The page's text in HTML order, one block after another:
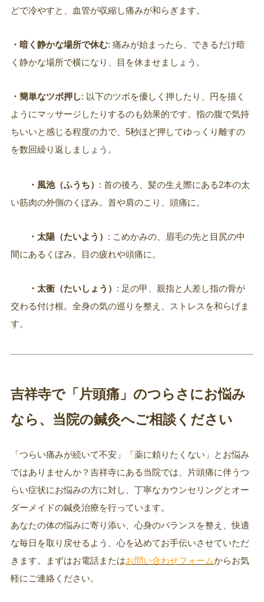
どで冷やすと、血管が収縮し痛みが和らぎます。
・暗く静かな場所で休む: 痛みが始まったら、できるだけ暗
く静かな場所で横になり、目を休ませましょう。
・簡単なツボ押し: 以下のツボを優しく押したり、円を描く
ようにマッサージしたりするのも効果的です。指の腹で気持
ちいいと感じる程度の力で、5秒ほど押してゆっくり離すの
を数回繰り返しましょう。
・風池（ふうち） : 首の後ろ、髪の生え際にある2本の太
い筋肉の外側のくぼみ。首や肩のこり、頭痛に。
・太陽（たいよう） : こめかみの、眉毛の先と目尻の中
間にあるくぼみ。目の疲れや頭痛に。
・太衝（たいしょう） : 足の甲、親指と人差し指の骨が
交わる付け根。全身の気の巡りを整え、ストレスを和らげま
す。
吉祥寺で「片頭痛」のつらさにお悩み
なら、当院の鍼灸へご相談ください
「つらい痛みが続いて不安」「薬に頼りたくない」とお悩み
ではありませんか？吉祥寺にある当院では、片頭痛に伴うつ
らい症状にお悩みの方に対し、丁寧なカウンセリングとオー
ダーメイドの鍼灸治療を行っています。
あなたの体の悩みに寄り添い、心身のバランスを整え、快適
な毎日を取り戻せるよう、心を込めてお手伝いさせていただ
きます。まずはお電話またはお問い合わせフォームからお気
軽にご連絡ください。